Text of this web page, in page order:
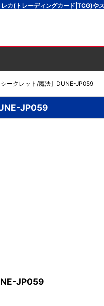
カ(トレーディングカード|TCG)や
シークレット/魔法】DUNE-JP059
JP059
JP059